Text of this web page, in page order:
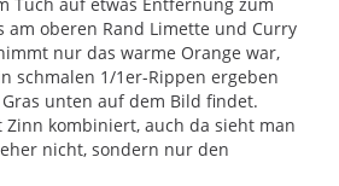
am oberen Rand Limette und Curry
nur das warme Orange war,
schmalen 1/1er-Rippen ergeben
unten auf dem Bild findet.
kombiniert, auch da sieht man
nicht, sondern nur den